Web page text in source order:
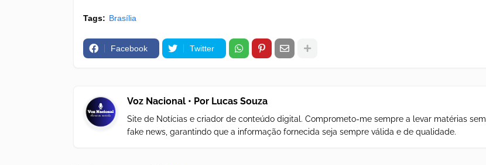
Tags: Brasília
Facebook Twitter
Voz Nacional • Por Lucas Souza
Site de Notícias e criador de conteúdo digital. Comprometo-me sempre a levar matérias sem
fake news, garantindo que a informação fornecida seja sempre válida e de qualidade.